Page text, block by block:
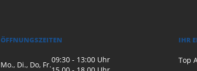
ÖFFNUNGSZEITEN
Mo., Di., Do, Fr.
09:30 - 13:00 Uhr
IHR
Top